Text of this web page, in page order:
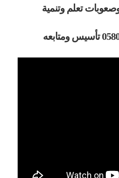
تعلم وتنمية
تأسيس ومتابعه